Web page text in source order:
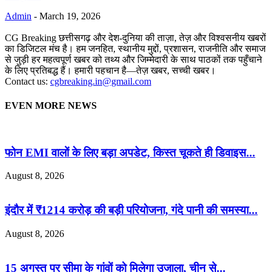
Admin - March 19, 2026
CG Breaking छत्तीसगढ़ और देश-दुनिया की ताज़ा, तेज़ और विश्वसनीय खबरों
का डिजिटल मंच है। हम जनहित, स्थानीय मुद्दों, प्रशासन, राजनीति और समाज
से जुड़ी हर महत्वपूर्ण खबर को तथ्य और जिम्मेदारी के साथ पाठकों तक पहुँचाने
के लिए प्रतिबद्ध हैं। हमारी पहचान है—तेज़ खबर, सच्ची खबर।
Contact us: cgbreaking.in@gmail.com
EVEN MORE NEWS
फोन EMI वालों के लिए बड़ा अपडेट, किस्त चूकते ही डिवाइस...
August 8, 2026
इंदौर में ₹1214 करोड़ की बड़ी परियोजना, गंदे पानी की समस्या...
August 8, 2026
15 अगस्त पर सीमा के गांवों को मिलेगा उजाला, चीन से...